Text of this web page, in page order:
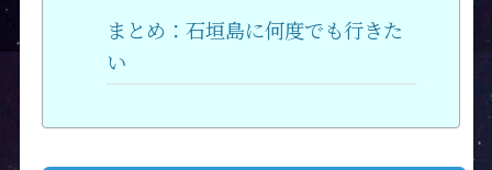
まとめ：石垣島に何度でも行きた
い